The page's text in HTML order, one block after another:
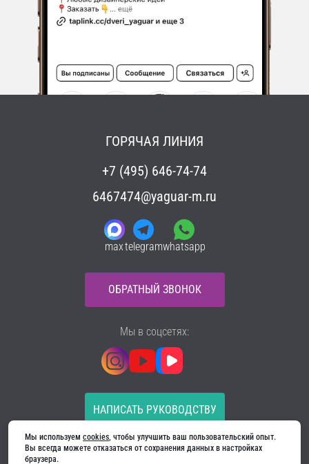
ГОРЯЧАЯ ЛИНИЯ
+7 (495) 646-74-74
6467474@yaguar-m.ru
maxtelegramwhatsapp
ОБРАТНЫЙ ЗВОНОК
НАПИСАТЬ РУКОВОДСТВУ
Все материалы на сайте принадлежат компании
ООО «Ягуар-М» — входные и межкомнатные двери
Мы в соцсетях:
Мы используем cookies, чтобы улучшить ваш пользовательский опыт.
Вы всегда можете отказаться от сохранения данных в настройках
браузера.